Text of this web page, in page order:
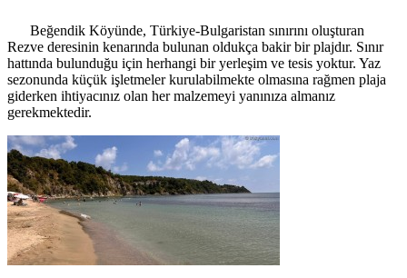
Beğendik Köyünde, Türkiye-Bulgaristan sınırını oluşturan
Rezve deresinin kenarında bulunan oldukça bakir bir plajdır. Sınır
hattında bulunduğu için herhangi bir yerleşim ve tesis yoktur. Yaz
sezonunda küçük işletmeler kurulabilmekte olmasına rağmen plaja
giderken ihtiyacınız olan her malzemeyi yanınıza almanız
gerekmektedir.